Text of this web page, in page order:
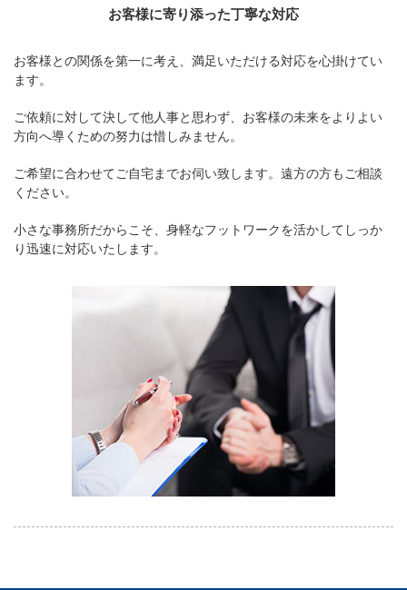
お客様に寄り添った丁寧な対応
お客様との関係を第一に考え、満足いただける対応を心掛けてい
ます。
ご依頼に対して決して他人事と思わず、お客様の未来をよりよい
方向へ導くための努力は惜しみません。
ご希望に合わせてご自宅までお伺い致します。遠方の方もご相談
ください。
小さな事務所だからこそ、身軽なフットワークを活かしてしっか
り迅速に対応いたします。